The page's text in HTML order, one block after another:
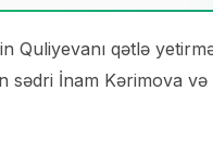
Quliyevanı qətlə
İnam Kərimova